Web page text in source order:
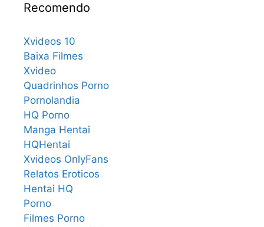
Recomendo
Xvideos 10
Baixa Filmes
Xvideo
Quadrinhos Porno
Pornolandia
HQ Porno
Manga Hentai
HQHentai
Xvideos OnlyFans
Relatos Eroticos
Hentai HQ
Porno
Filmes Porno